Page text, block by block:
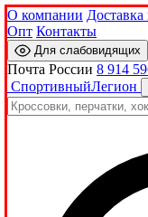
О компании Доставка
Опт Контакты
Для слабовидящих
Почта России 8 914
СпортивныйЛегион